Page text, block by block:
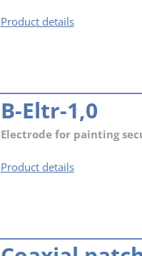
Product detailsB-
B-Eltr-1,0
Electrode for painting
Product detailsB-